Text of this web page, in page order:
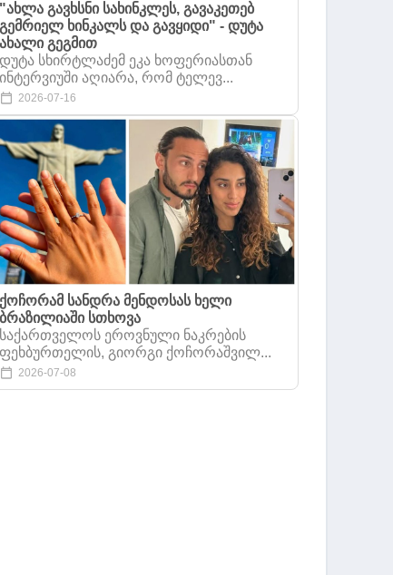
"ახლა გავხსნი სახინკლეს, გავაკეთებ
გემრიელ ხინკალს და გავყიდი" - დუტა
ახალი გეგმით
დუტა სხირტლაძემ ეკა ხოფერიასთან
ინტერვიუში აღიარა, რომ ტელევ...
2026-07-16
ქოჩორამ სანდრა მენდოსას ხელი
ბრაზილიაში სთხოვა
საქართველოს ეროვნული ნაკრების
ფეხბურთელის, გიორგი ქოჩორაშვილ...
2026-07-08